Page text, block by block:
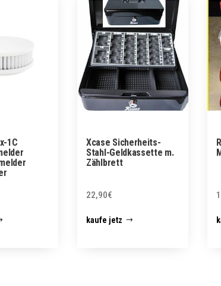
1C
Xcase Sicherheits-
Stahl-Geldkassette m.
Zählbrett
22,90€
kaufe jetz